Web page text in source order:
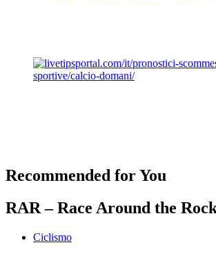
Recommended for You
RAR – Race Around the
Ciclismo